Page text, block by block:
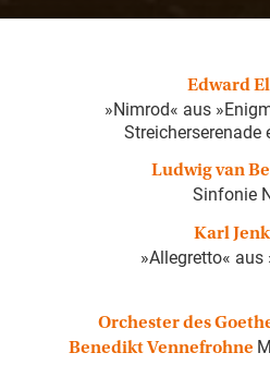
Edward
»Nimrod« aus
Streicherserenade
Ludwig van
Sinfonie
Karl
»Allegretto« aus
Orchester des
Benedikt Vennefrohne